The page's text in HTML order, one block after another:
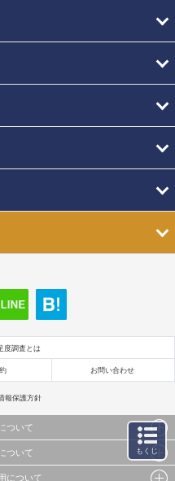
度調査とは
お問い合わせ
報保護方針
ついて
スト、画像データ等）及びこれらの配置・
ついて
について
もくじ